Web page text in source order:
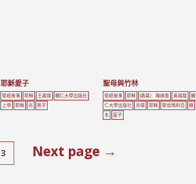
耶穌愛子
聖經故事 耶穌 王肅達
輔仁大學出版社
上帝
耶穌 光 男子
聖母與竹林
聖經故事 耶穌 (路基） 陳緣督 黃瑞龍
輔
仁大學出版社
光環 耶穌 聖母瑪利亞
樹
木
窗子
3 Next page →